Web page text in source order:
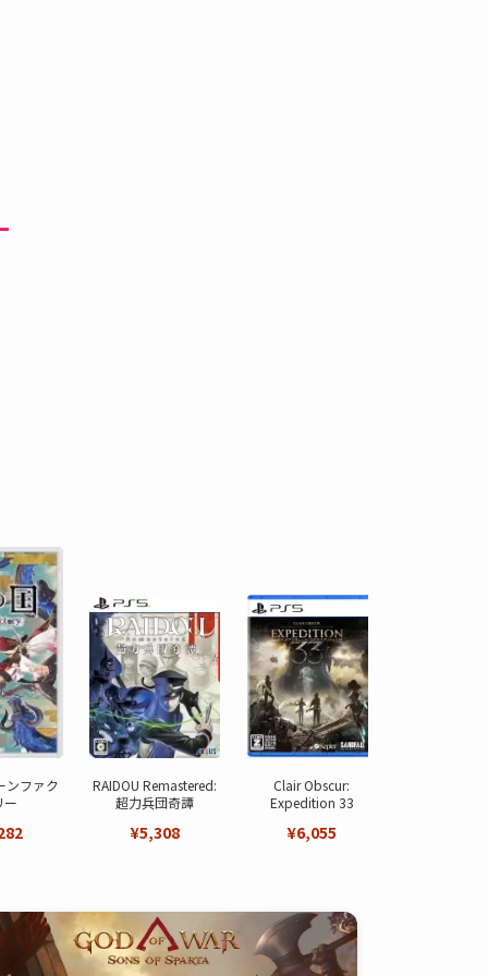
ンファク
ー
RAIDOU Remastered:
超力兵団奇譚
¥5,308
Clair Obscur:
Expedition 33
¥6,055